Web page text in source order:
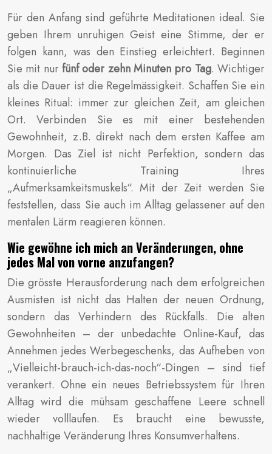
Für den Anfang sind geführte Meditationen ideal. Sie
geben Ihrem unruhigen Geist eine Stimme, der er
folgen kann, was den Einstieg erleichtert. Beginnen
Sie mit nur fünf oder zehn Minuten pro Tag. Wichtiger
als die Dauer ist die Regelmässigkeit. Schaffen Sie ein
kleines Ritual: immer zur gleichen Zeit, am gleichen
Ort. Verbinden Sie es mit einer bestehenden
Gewohnheit, z.B. direkt nach dem ersten Kaffee am
Morgen. Das Ziel ist nicht Perfektion, sondern das
kontinuierliche Training Ihres
„Aufmerksamkeitsmuskels“. Mit der Zeit werden Sie
feststellen, dass Sie auch im Alltag gelassener auf den
mentalen Lärm reagieren können.
Wie gewöhne ich mich an Veränderungen, ohne
jedes Mal von vorne anzufangen?
Die grösste Herausforderung nach dem erfolgreichen
Ausmisten ist nicht das Halten der neuen Ordnung,
sondern das Verhindern des Rückfalls. Die alten
Gewohnheiten – der unbedachte Online-Kauf, das
Annehmen jedes Werbegeschenks, das Aufheben von
„Vielleicht-brauch-ich-das-noch“-Dingen – sind tief
verankert. Ohne ein neues Betriebssystem für Ihren
Alltag wird die mühsam geschaffene Leere schnell
wieder volllaufen. Es braucht eine bewusste,
nachhaltige Veränderung Ihres Konsumverhaltens.